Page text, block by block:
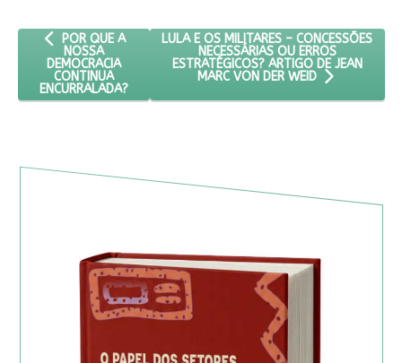
ARTIGO ANTERIOR: POR QUE A NOSSA DEMOCRACIA
POR QUE A
NOSSA
DEMOCRACIA
CONTINUA
ENCURRALADA?
PRÓXIMO ARTIGO: LULA E OS MILITARES
LULA E OS MILITARES – CONCESSÕES
NECESSÁRIAS OU ERROS
ESTRATÉGICOS? ARTIGO DE JEAN
MARC VON DER WEID